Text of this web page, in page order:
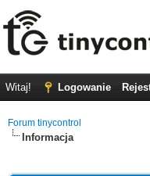
Witaj! Logowanie
Forum tinycontrol
Informacja